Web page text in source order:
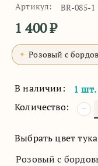
Артикул: BR-085-1
1 400₽
Розовый с
В наличии:
1 шт.
Количество:
−
Выбрать цвет
Розовый с